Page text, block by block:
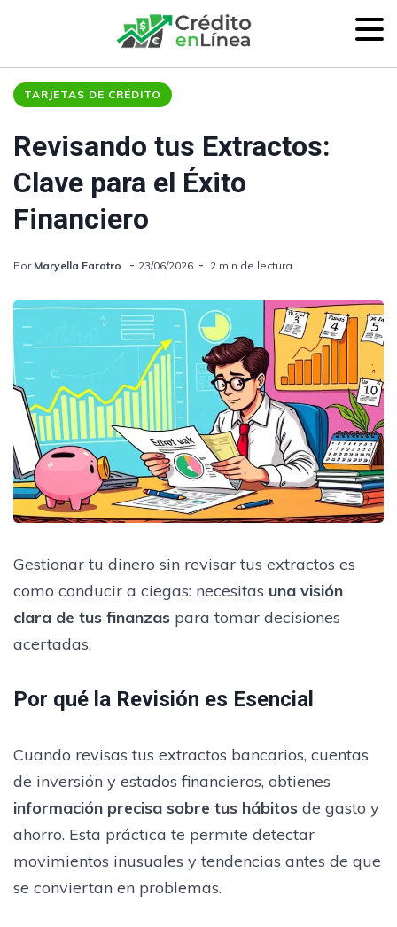
TARJETAS DE CRÉDITO
Revisando tus Extractos:
Clave para el Éxito
Financiero
Por Maryella Faratro 23/06/2026 2 min de lectura
Gestionar tu dinero sin revisar tus extractos es
como conducir a ciegas: necesitas una visión
clara de tus finanzas para tomar decisiones
acertadas.
Por qué la Revisión es Esencial
Cuando revisas tus extractos bancarios, cuentas
de inversión y estados financieros, obtienes
información precisa sobre tus hábitos de gasto y
ahorro. Esta práctica te permite detectar
movimientos inusuales y tendencias antes de que
se conviertan en problemas.